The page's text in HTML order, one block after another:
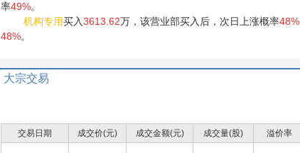
率49%。
机构专用买入3613.62万，该营业部买入后，次日上涨概率48%
48%。
大宗交易
交易日期 成交价(元) 成交金额(元) 成交量(股) 溢价率